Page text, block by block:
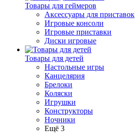
Товары для геймеров
Аксессуары для приставок
Игровые консоли
Игровые приставки
Диски игровые
Товары для детей
Настольные игры
Канцелярия
Брелоки
Коляски
Игрушки
Конструкторы
Ночники
Ещё 3